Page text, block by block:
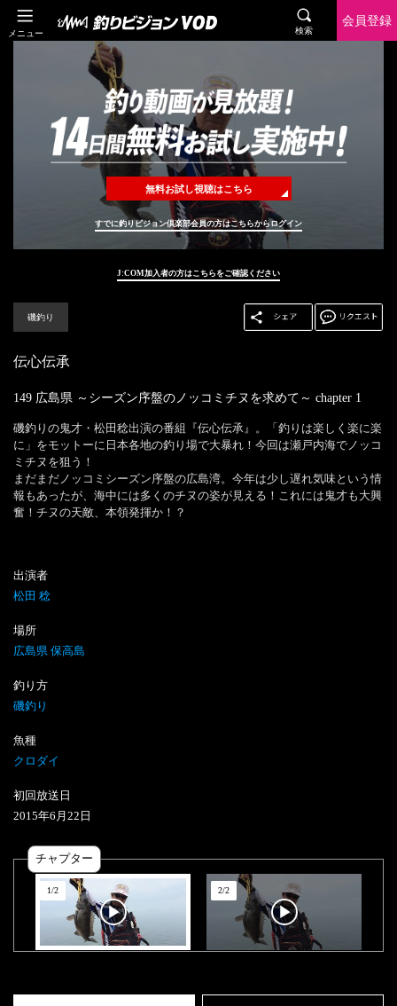
メニュー 検索
会員登録
無料お試し視聴はこちら
すでに釣りビジョン倶楽部会員の方はこちらからログイン
J:COM加入者の方はこちらをご確認ください
磯釣り
伝心伝承
149 広島県 ～シーズン序盤のノッコミチヌを求めて～ chapter 1
磯釣りの鬼才・松田稔出演の番組『伝心伝承』。「釣りは楽しく楽に楽
に」をモットーに日本各地の釣り場で大暴れ！今回は瀬戸内海でノッコ
ミチヌを狙う！
まだまだノッコミシーズン序盤の広島湾。今年は少し遅れ気味という情
報もあったが、海中には多くのチヌの姿が見える！これには鬼才も大興
奮！チヌの天敵、本領発揮か！？
出演者
松田 稔
場所
広島県 保高島
釣り方
磯釣り
魚種
クロダイ
初回放送日
2015年6 月 22 日
チャプター
1/2 2/2